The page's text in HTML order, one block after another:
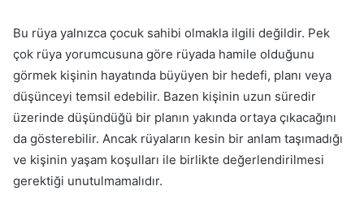
Bu rüya yalnızca çocuk sahibi olmakla ilgili değildir. Pek
çok rüya yorumcusuna göre rüyada hamile olduğunu
görmek kişinin hayatında büyüyen bir hedefi, planı veya
düşünceyi temsil edebilir. Bazen kişinin uzun süredir
üzerinde düşündüğü bir planın yakında ortaya çıkacağını
da gösterebilir. Ancak rüyaların kesin bir anlam taşımadığı
ve kişinin yaşam koşulları ile birlikte değerlendirilmesi
gerektiği unutulmamalıdır.